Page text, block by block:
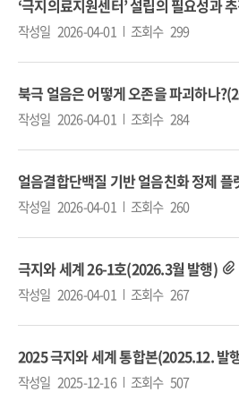
‘극지의료지원센터’ 설립의 필요성과
작성일 2026-04-01 조회수 299
북극 얼음은 어떻게 오존을 파괴하나
작성일 2026-04-01 조회수 284
얼음결합단백질 기반 얼음친화 정제
작성일 2026-04-01 조회수 260
극지와 세계 26-1호(2026.3월 발행)
작성일 2026-04-01 조회수 267
2025 극지와 세계 통합본(2025.12. 발
작성일 2025-12-16 조회수 507